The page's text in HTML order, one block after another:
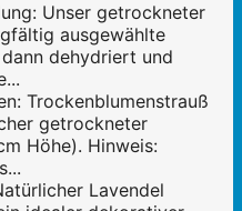
Unser getrockneter
ausgewählte
dehydriert und
Trockenblumenstrauß
getrockneter
Höhe). Hinweis:
Lavendel